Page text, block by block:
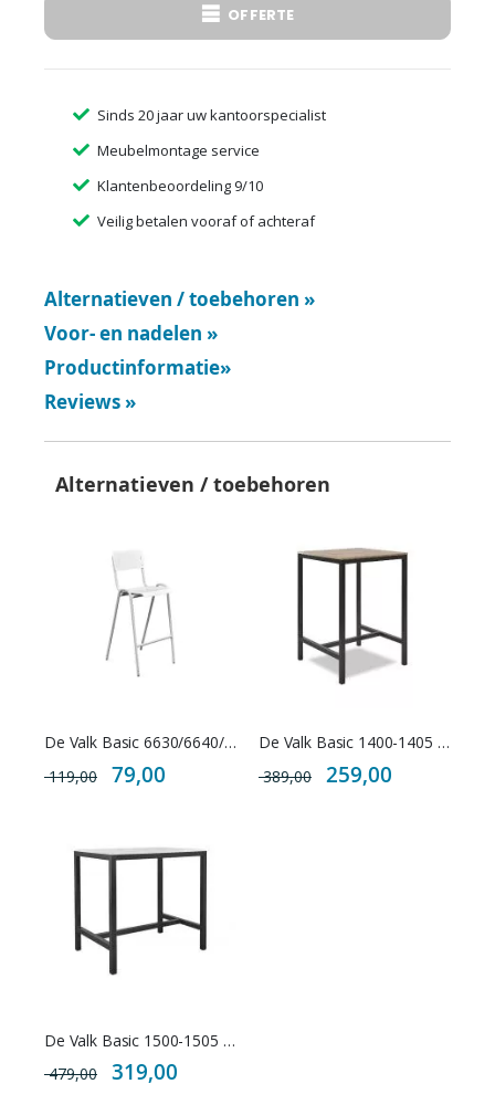
OFFERTE
Sinds 20 jaar uw kantoorspecialist
Meubelmontage service
Klantenbeoordeling 9/10
Veilig betalen vooraf of achteraf
Alternatieven / toebehoren »
Voor- en nadelen »
Productinformatie»
Reviews »
Alternatieven / toebehoren
De Valk Basic 6630/6640/6642 barkruk Kunststof
119,00
Special
Price
79,00
De Valk Basic 1400-1405 hoge tafel
389,00
Special
Price
259,00
De Valk Basic 1500-1505 hoge tafel
479,00
Special
Price
319,00